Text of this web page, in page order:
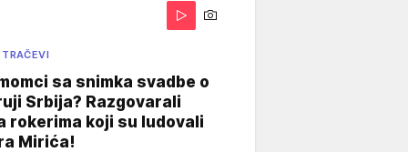
sa snimka svadbe o
Srbija? Razgovarali
rokerima koji su ludovali
Mirića!